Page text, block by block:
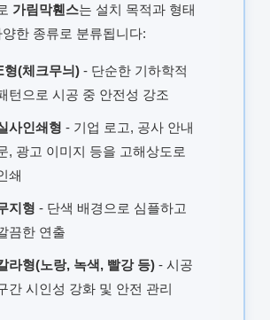
가림막휀스는 설치 목적과 형태
한 종류로 분류됩니다:
형(체크무늬)- 단순한 기하학적
턴으로 시공 중 안전성 강조
사인쇄형 - 기업 로고, 공사 안내
, 광고 이미지 등을 고해상도로
쇄
지형 - 단색 배경으로 심플하고
끔한 연출
라형(노랑, 녹색, 빨강 등)- 시공
간 시인성 강화 및 안전 관리